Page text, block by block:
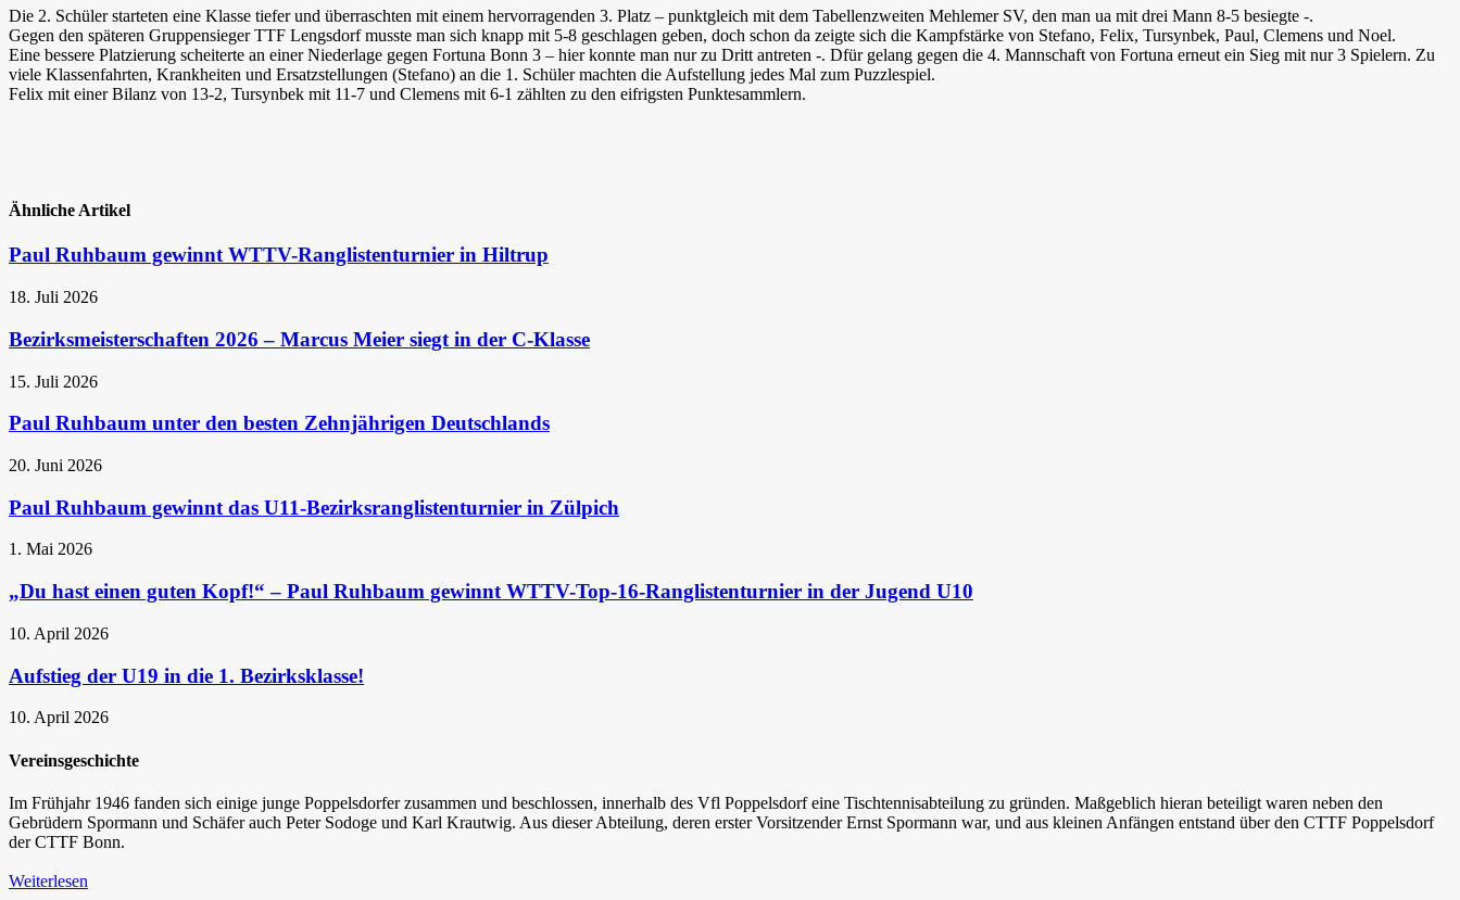
Die 2. Schüler starteten eine Klasse tiefer und überraschten mit einem hervorragenden 3. Platz – punktgleich mit dem Tabellenzweiten Mehlemer SV, den man ua mit drei Mann 8-5 besiegte -.
Gegen den späteren Gruppensieger TTF Lengsdorf musste man sich knapp mit 5-8 geschlagen geben, doch schon da zeigte sich die Kampfstärke von Stefano, Felix, Tursynbek, Paul, Clemens und Noel.
Eine bessere Platzierung scheiterte an einer Niederlage gegen Fortuna Bonn 3 – hier konnte man nur zu Dritt antreten -. Dfür gelang gegen die 4. Mannschaft von Fortuna erneut ein Sieg mit nur 3 Spielern. Zu
viele Klassenfahrten, Krankheiten und Ersatzstellungen (Stefano) an die 1. Schüler machten die Aufstellung jedes Mal zum Puzzlespiel.
Felix mit einer Bilanz von 13-2, Tursynbek mit 11-7 und Clemens mit 6-1 zählten zu den eifrigsten Punktesammlern.
Ähnliche Artikel
Paul Ruhbaum gewinnt WTTV-Ranglistenturnier in Hiltrup
18. Juli 2026
Bezirksmeisterschaften 2026 – Marcus Meier siegt in der C-Klasse
15. Juli 2026
Paul Ruhbaum unter den besten Zehnjährigen Deutschlands
20. Juni 2026
Paul Ruhbaum gewinnt das U11-Bezirksranglistenturnier in Zülpich
1. Mai 2026
„Du hast einen guten Kopf!“ – Paul Ruhbaum gewinnt WTTV-Top-16-Ranglistenturnier in der Jugend U10
10. April 2026
Aufstieg der U19 in die 1. Bezirksklasse!
10. April 2026
Vereinsgeschichte
Im Frühjahr 1946 fanden sich einige junge Poppelsdorfer zusammen und beschlossen, innerhalb des Vfl Poppelsdorf eine Tischtennisabteilung zu gründen. Maßgeblich hieran beteiligt waren neben den
Gebrüdern Spormann und Schäfer auch Peter Sodoge und Karl Krautwig. Aus dieser Abteilung, deren erster Vorsitzender Ernst Spormann war, und aus kleinen Anfängen entstand über den CTTF Poppelsdorf
der CTTF Bonn.
Weiterlesen